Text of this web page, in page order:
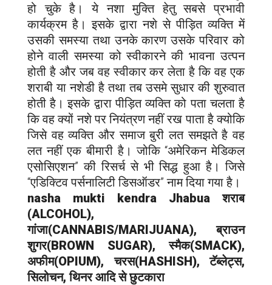
हो चुके है। ये नशा मुक्ति हेतु सबसे प्रभावी
कार्यक्रम है। इसके द्वारा नशे से पीड़ित व्यक्ति में
उसकी समस्या तथा उनके कारण उसके परिवार को
होने वाली समस्या को स्वीकारने की भावना उत्पन
होती है और जब वह स्वीकार कर लेता है कि वह एक
शराबी या नशेडी है तथा तब उसमे सुधार की शुरुवात
होती है। इसके द्वारा पीड़ित व्यक्ति को पता चलता है
कि वह क्यों नशे पर नियंत्रण नहीं रख पाता है क्योकि
जिसे वह व्यक्ति और समाज बुरी लत समझते है वह
लत नहीं एक बीमारी है। जोकि “अमेरिकन मेडिकल
एसोसिएशन” की रिसर्च से भी सिद्ध हुआ है। जिसे
“एडिक्टिव पर्सनालिटी डिसऑडर” नाम दिया गया है।
nasha mukti kendra Jhabuaशराब
(ALCOHOL),
गांजा(CANNABIS/MARIJUANA), ब्राउन
शुगर(BROWN SUGAR), स्मैक(SMACK),
अफीम(OPIUM), चरस(HASHISH), टॅब्लेट्स,
सिलोचन, थिनर आदि से छुटकारा